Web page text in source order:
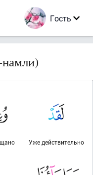
Гость
Уже действительно